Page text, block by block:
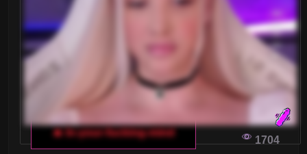
Studentki
Umięśnione
Wielkie Cyce
Wielkie Piersi
Wytrysk kobiecy
🔥 In-your-fucking-mind
1704